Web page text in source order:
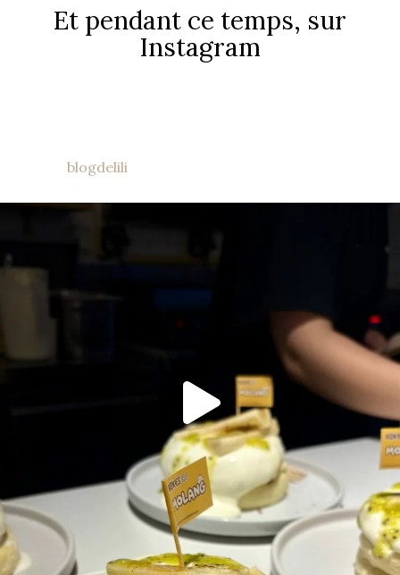
Et pendant ce temps, sur
Instagram
blogdelili